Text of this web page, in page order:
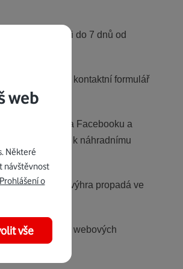
a to nejpozději do 7 dnů od
adresa) přes kontaktní formulář
používá také na Facebooku a
Účastníka k náhradnímu
výhru doručit, výhra propadá ve
sítích a webových
web
Některé
návštěvnost
o
vše